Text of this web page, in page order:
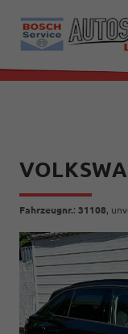
Fahrzeugnr.: 31108,